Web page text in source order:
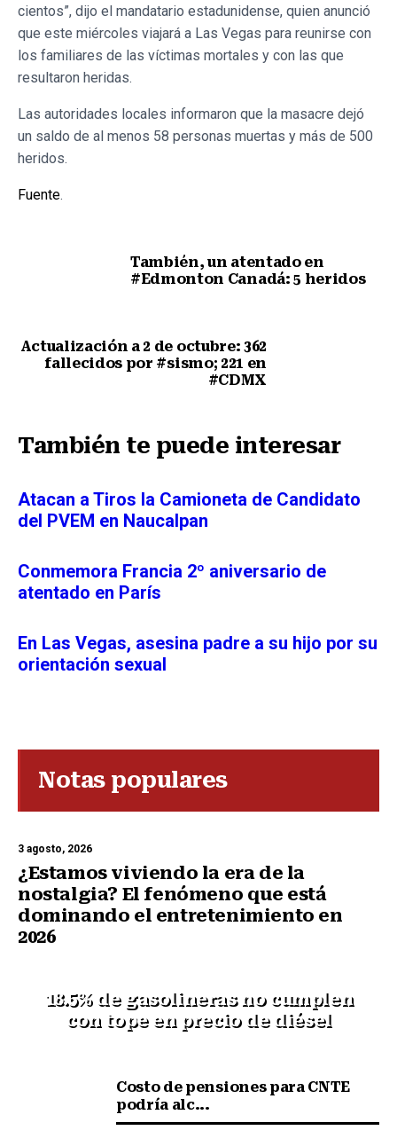
cientos”, dijo el mandatario estadunidense, quien anunció
que este miércoles viajará a Las Vegas para reunirse con
los familiares de las víctimas mortales y con las que
resultaron heridas.
Las autoridades locales informaron que la masacre dejó
un saldo de al menos 58 personas muertas y más de 500
heridos.
Fuente.
También, un atentado en
#Edmonton Canadá: 5 heridos
Actualización a 2 de octubre: 362
fallecidos por #sismo; 221 en
#CDMX
También te puede interesar
Atacan a Tiros la Camioneta de Candidato
del PVEM en Naucalpan
Conmemora Francia 2º aniversario de
atentado en París
En Las Vegas, asesina padre a su hijo por su
orientación sexual
Notas populares
3 agosto, 2026
¿Estamos viviendo la era de la
nostalgia? El fenómeno que está
dominando el entretenimiento en
2026
18.5% de gasolineras no cumplen
con tope en precio de diésel
Costo de pensiones para CNTE
podría alc...